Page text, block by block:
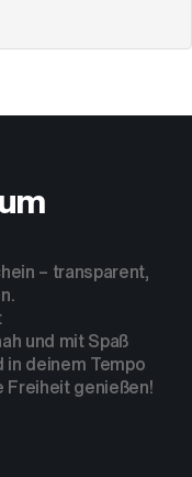
– transparent,
und mit Spaß
in deinem Tempo
Freiheit genießen!